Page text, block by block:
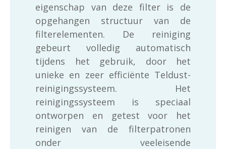
eigenschap van deze filter is de
opgehangen structuur van de
filterelementen. De reiniging
gebeurt volledig automatisch
tijdens het gebruik, door het
unieke en zeer efficiënte Teldust-
reinigingssysteem. Het
reinigingssysteem is speciaal
ontworpen en getest voor het
reinigen van de filterpatronen
onder veeleisende